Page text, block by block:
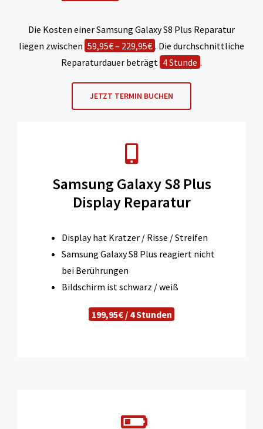
Die Kosten einer Samsung Galaxy S8 Plus Reparatur
liegen zwischen 59,95€ – 229,95€ . Die durchschnittliche
Reparaturdauer beträgt 4 Stunde .
JETZT TERMIN BUCHEN
Samsung Galaxy S8 Plus
Display Reparatur
Display hat Kratzer / Risse / Streifen
Samsung Galaxy S8 Plus reagiert nicht
bei Berührungen
Bildschirm ist schwarz / weiß
199,95€ / 4 Stunden